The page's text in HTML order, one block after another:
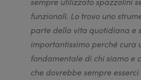
funzionali. Lo trovo uno
parte della vita quotidiana e
importantissimo perché cura
fondamentale di chi siamo e
che dovrebbe sempre